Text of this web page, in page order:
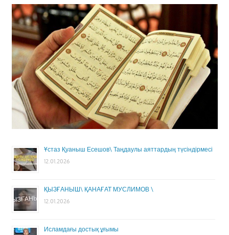
Ұстаз Қуаныш Есешов\ Таңдаулы аяттардың түсіндірмесі
12.01.2026
ҚЫЗҒАНЫШ\ ҚАНАҒАТ МУСЛИМОВ \
12.01.2026
Исламдағы достық ұғымы